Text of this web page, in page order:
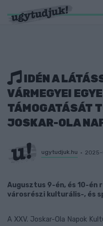
IDÉN A
VÁRMEGYEI
TÁMOGATÁSÁT
JOSKAR-OLA
ugytudjuk.hu 2025-
Augusztus 9-én, és 10-én
városrészi kulturális-, és
A XXV. Joskar-Ola Napok